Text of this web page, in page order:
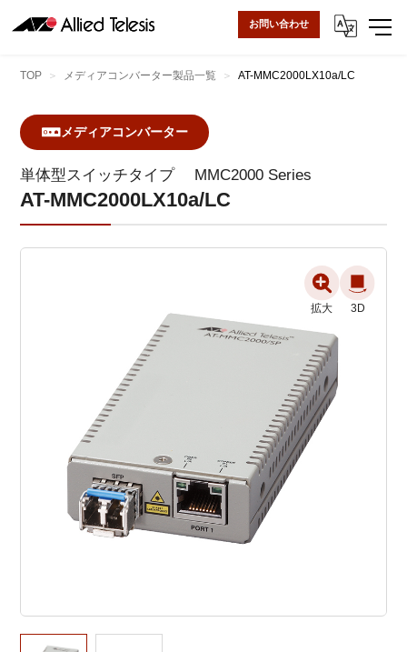
お問い合わせ
TOP メディアコンバーター製品一覧 AT-MMC2000LX10a/LC
単体型スイッチタイプ MMC2000 Series
AT-MMC2000LX10a/LC
メディアコンバーター
拡大 3D
拡大 3D